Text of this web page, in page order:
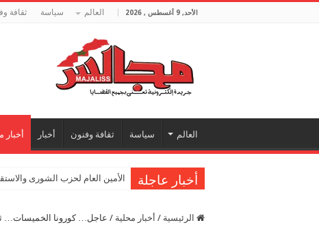
الأحد, 9 أغسطس , 2026 العالم سياسة ثقافة
العالم سياسة ثقافة وفنون أخبار أخبار
أخبار عاجلة الأمين العام لحزب الشورى
الرئيسية / أخبار محلية / عاجل… كورونا الخميسات…